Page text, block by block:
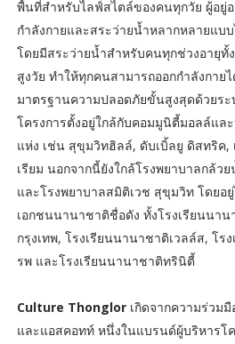
พื้นที่สำหรับไลฟ์สไตล์ของคนทุกวัย ผู้อยู่
กำลังกายและสระว่ายน้ำหลากหลายแบ
โดยมีสระว่ายน้ำสำหรับคนทุกช่วงอายุทั้
สูงวัย ทำให้ทุกคนสามารถออกกำลังกาย
มาตรฐานความปลอดภัยขั้นสูงสุดด้วยร
โครงการตั้งอยู่ใกล้กับคอมมูนิตี้มอลล์แ
แห่ง เช่น สุขุมวิทฮิลล์, ดับเบิ้ลยู ดิสทริค,
เรียม นอกจากนี้ยังใกล้โรงพยาบาลกล้ว
และโรงพยาบาลสมิติเวช สุขุมวิท โดยอ
เอกชนนานาชาติชื่อดัง ทั้งโรงเรียนนา
กรุงเทพ, โรงเรียนนานาชาติเวลล์ส, โร
รพ และโรงเรียนนานาชาติทรินิตี้
Culture Thonglorเกิดจากความร่วม
และแอสคอทท์ หนึ่งในแบรนด์ผู้บริหารโ